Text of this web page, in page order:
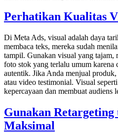
Perhatikan Kualitas
Di Meta Ads, visual adalah daya
membaca teks, mereka sudah
tampil. Gunakan visual yang tajam,
foto stok yang terlalu umum karena
autentik. Jika Anda menjual
atau video testimonial. Visual
kepercayaan dan membuat
Gunakan
Maksimal